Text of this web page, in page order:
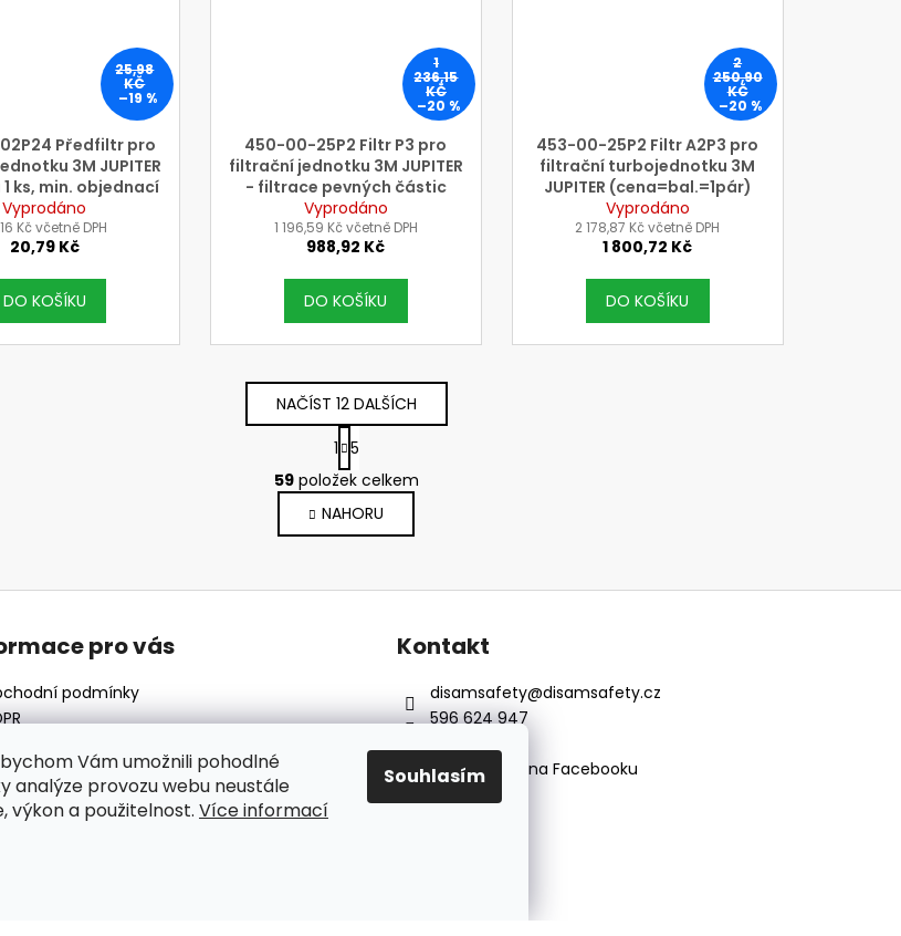
Vám umožnili pohodlné
analýze provozu webu neustále
výkon a použitelnost. Více informací
Souhlasím
25,98
KČ
–19 %
Předfiltr pro
3M JUPITER
ks, min. objednací
24 ks) !
Vyprodáno
Kč včetně DPH
20,79 Kč
DO KOŠÍKU
1
236,15
KČ
–20 %
450-00-25P2 Filtr P3 pro
filtrační jednotku 3M JUPITER
- filtrace pevných částic
(cena=bal.=1pár)
Vyprodáno
1 196,59 Kč včetně DPH
988,92 Kč
DO KOŠÍKU
2
250,90
KČ
–20 %
453-00-25P2 Filtr A2P3 pro
filtrační turbojednotku 3M
JUPITER (cena=bal.=1pár)
Vyprodáno
2 178,87 Kč včetně DPH
1 800,72 Kč
DO KOŠÍKU
O
v
l
á
a
v
NAČÍST 12 DALŠÍCH
S
t
r
á
n
k
1 5
59položek celkem
NAHORU
pro vás
podmínky
objednávka
Kontakt
disamsafety@disamsafety.cz
596 624 947
Sledujte nás na Facebooku